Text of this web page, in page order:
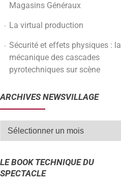
Magasins Généraux
La virtual production
Sécurité et effets physiques : la
mécanique des cascades
pyrotechniques sur scène
ARCHIVES NEWSVILLAGE
LE BOOK TECHNIQUE DU
SPECTACLE